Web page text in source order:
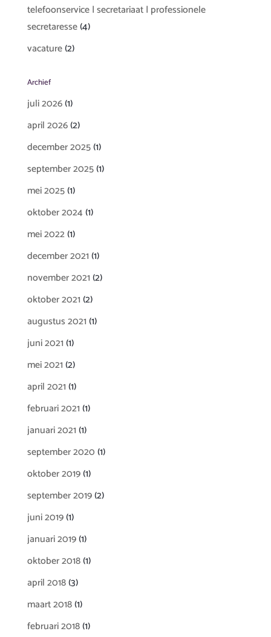
telefoonservice | secretariaat | professionele
secretaresse(4)
vacature(2)
Archief
juli 2026(1)
april 2026(2)
december 2025(1)
september 2025(1)
mei 2025(1)
oktober 2024(1)
mei 2022(1)
december 2021(1)
november 2021(2)
oktober 2021(2)
augustus 2021(1)
juni 2021(1)
mei 2021(2)
april 2021(1)
februari 2021(1)
januari 2021(1)
september 2020(1)
oktober 2019(1)
september 2019(2)
juni 2019(1)
januari 2019(1)
oktober 2018(1)
april 2018(3)
maart 2018(1)
februari 2018(1)